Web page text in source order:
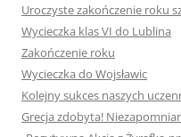
Uroczyste zakończenie roku
Wycieczka klas VI do Lublina
Zakończenie roku
Wycieczka do Wojsławic
Kolejny sukces naszych
Grecja zdobyta!